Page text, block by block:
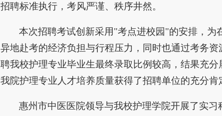
招聘标准执行，考风严谨、秩序井然。
本次招聘考试创新采用"考点进校园"的安排，
异地赴考的经济负担与行程压力，同时也通过考务
聘我校护理专业毕业生最终录取比例较高，结果充
我院护理专业人才培养质量获得了招聘单位的充分肯
惠州市中医医院领导与我校护理学院开展了实